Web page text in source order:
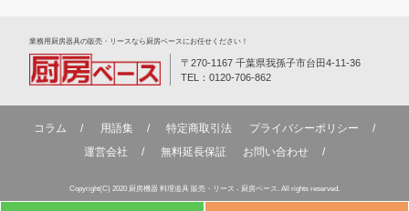
業務⽤厨房器具の販売・リースなら厨房ベースにお任せください！
〒270-1167 千葉県我孫子市台田4-11-36
TEL：0120-706-862
コラム 用語集 特定商取引法
プライバシーポリシー
運営会社
無料延⻑保証 お問い合わせ
Copyright(C) 2020 厨房機器 料理道具 販売・リース - 厨房ベース. All rights reserved.